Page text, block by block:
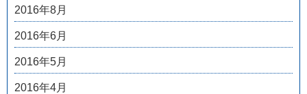
2016年8月
2016年6月
2016年5月
2016年4月